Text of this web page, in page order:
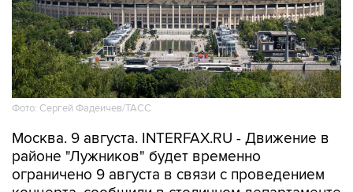
Фото: Сергей Фадеичев/ТАСС
Москва. 9 августа. INTERFAX.RU - Движение в
районе "Лужников" будет временно
ограничено 9 августа в связи с проведением